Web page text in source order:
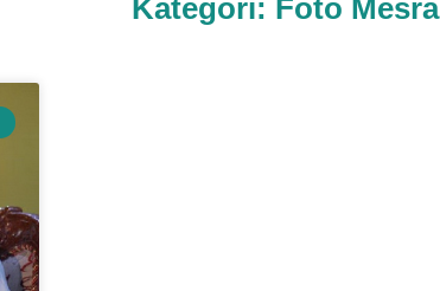
Kategori: Foto Mesra